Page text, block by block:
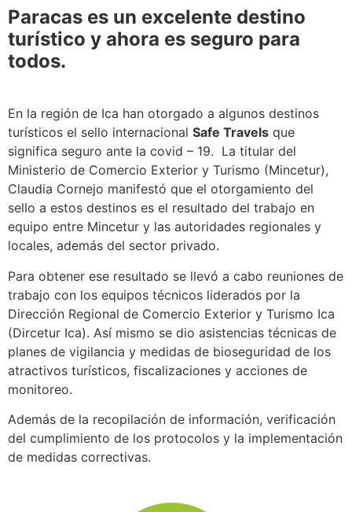
Paracas es un excelente destino
turístico y ahora es seguro para
todos.
En la región de Ica han otorgado a algunos destinos
turísticos el sello internacional Safe Travels que
significa seguro ante la covid – 19. La titular del
Ministerio de Comercio Exterior y Turismo (Mincetur),
Claudia Cornejo manifestó que el otorgamiento del
sello a estos destinos es el resultado del trabajo en
equipo entre Mincetur y las autoridades regionales y
locales, además del sector privado.
Para obtener ese resultado se llevó a cabo reuniones de
trabajo con los equipos técnicos liderados por la
Dirección Regional de Comercio Exterior y Turismo Ica
(Dircetur Ica). Así mismo se dio asistencias técnicas de
planes de vigilancia y medidas de bioseguridad de los
atractivos turísticos, fiscalizaciones y acciones de
monitoreo.
Además de la recopilación de información, verificación
del cumplimiento de los protocolos y la implementación
de medidas correctivas.